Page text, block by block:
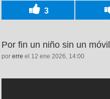
3
Por fin un niño sin un móvil
por erre el 12 ene 2026, 14:00